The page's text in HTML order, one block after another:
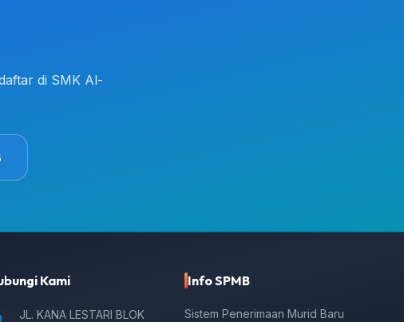
di SMK Al-
Kami
JL. KANA LESTARI BLOK
Info SPMB
Sistem Penerimaan Murid Baru